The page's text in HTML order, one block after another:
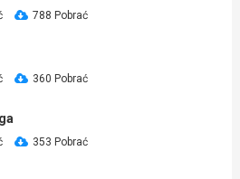
788 Pobrać
360 Pobrać
353 Pobrać